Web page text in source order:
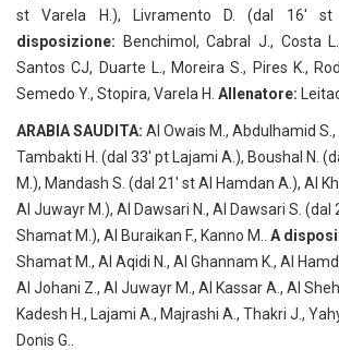
st Varela H.), Livramento D. (dal 16′
disposizione: Benchimol, Cabral J., Costa
Santos CJ, Duarte L., Moreira S., Pires K.,
Semedo Y., Stopira, Varela H. Allenatore:
ARABIA SAUDITA: Al Owais M., Abdulhamid
Tambakti H. (dal 33′ pt Lajami A.), Boushal N.
M.), Mandash S. (dal 21′ st Al Hamdan A.), Al
Al Juwayr M.), Al Dawsari N., Al Dawsari S. (dal
Shamat M.), Al Buraikan F., Kanno M.. A
Shamat M., Al Aqidi N., Al Ghannam K., Al
Al Johani Z., Al Juwayr M., Al Kassar A., Al
Kadesh H., Lajami A., Majrashi A., Thakri J.,
Donis G..